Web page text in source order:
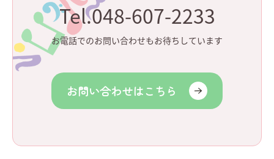
Tel.048-607-2233
お電話でのお問い合わせもお待ちしています
お問い合わせはこちら